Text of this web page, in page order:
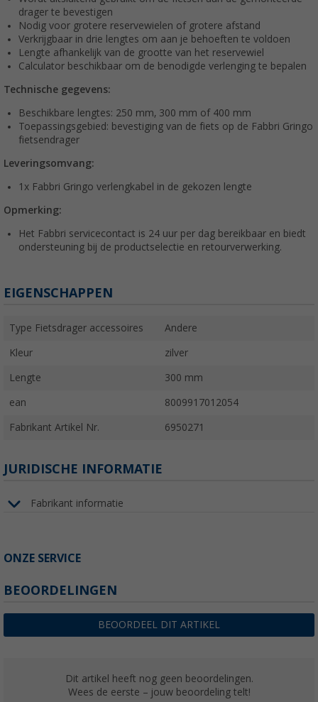
drager te bevestigen
Nodig voor grotere reservewielen of grotere afstand
Verkrijgbaar in drie lengtes om aan je behoeften te voldoen
Lengte afhankelijk van de grootte van het reservewiel
Calculator beschikbaar om de benodigde verlenging te bepalen
Technische gegevens:
Beschikbare lengtes: 250 mm, 300 mm of 400 mm
Toepassingsgebied: bevestiging van de fiets op de Fabbri Gringo
fietsendrager
Leveringsomvang:
1x Fabbri Gringo verlengkabel in de gekozen lengte
Opmerking:
Het Fabbri servicecontact is 24 uur per dag bereikbaar en biedt
ondersteuning bij de productselectie en retourverwerking.
EIGENSCHAPPEN
Type Fietsdrager accessoires Andere
Kleur zilver
Lengte 300 mm
ean 8009917012054
Fabrikant Artikel Nr. 6950271
JURIDISCHE INFORMATIE
Fabrikant informatie
ONZE SERVICE
BEOORDELINGEN
BEOORDEEL DIT ARTIKEL
Dit artikel heeft nog geen beoordelingen.
Wees de eerste – jouw beoordeling telt!